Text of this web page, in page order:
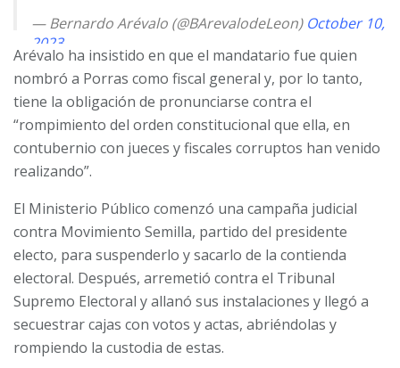
— Bernardo Arévalo (@BArevalodeLeon) October 10,
2023
Arévalo ha insistido en que el mandatario fue quien
nombró a Porras como fiscal general y, por lo tanto,
tiene la obligación de pronunciarse contra el
“rompimiento del orden constitucional que ella, en
contubernio con jueces y fiscales corruptos han venido
realizando”.
El Ministerio Público comenzó una campaña judicial
contra Movimiento Semilla, partido del presidente
electo, para suspenderlo y sacarlo de la contienda
electoral. Después, arremetió contra el Tribunal
Supremo Electoral y allanó sus instalaciones y llegó a
secuestrar cajas con votos y actas, abriéndolas y
rompiendo la custodia de estas.